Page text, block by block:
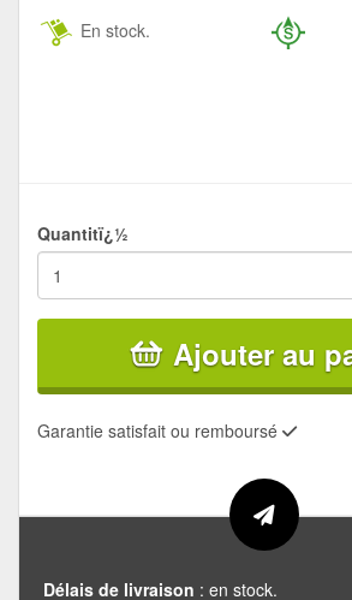
En stock.
Quantitï¿½
Ajouter au
Garantie satisfait ou remboursé
Délais de livraison : en stock.